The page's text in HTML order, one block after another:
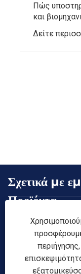
Πώς
και
Δείτε
Σχετικά με
Προϊόντα